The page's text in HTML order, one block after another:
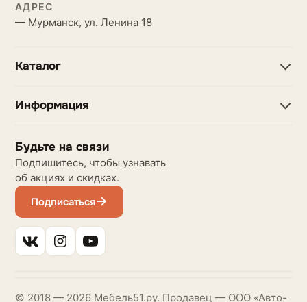
АДРЕС
— Мурманск, ул. Ленина 18
Каталог
Информация
Будьте на связи
Подпишитесь, чтобы узнавать
об акциях и скидках.
Подписаться
© 2018 — 2026 Мебель51.ру. Продавец — ООО «Авто-